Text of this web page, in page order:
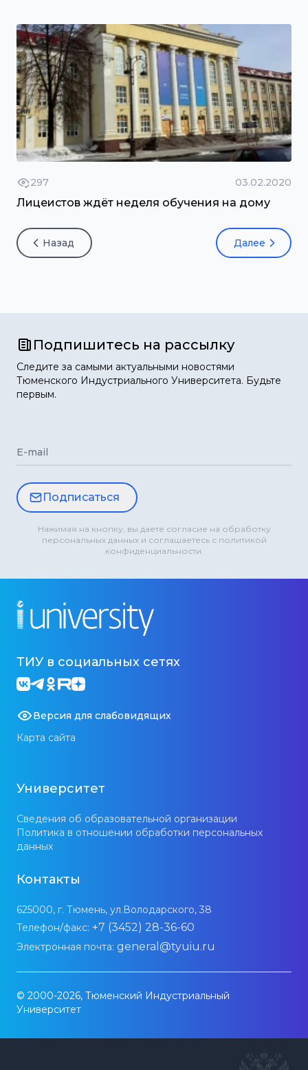
297 03.02.2020
Лицеистов ждёт неделя обучения на дому
Назад Далее
Подпишитесь на рассылку
Следите за самыми актуальными новостями
Тюменского Индустриального Университета. Будьте
первым.
E-mail
Подписаться
Нажимая на кнопку, вы даете согласие на обработку
персональных данных и соглашаетесь с политикой
конфиденциальности.
ТИУ в социальных сетях
Версия для слабовидящих
Карта сайта
Университет
Сведения об образовательной организации
Политика в отношении обработки персональных
данных
Контакты
625000, г. Тюмень, ул.Володарского, 38
Телефон/факс: +7 (3452) 28-36-60
Электронная почта: general@tyuiu.ru
© 2000-2026, Тюменский Индустриальный
Университет